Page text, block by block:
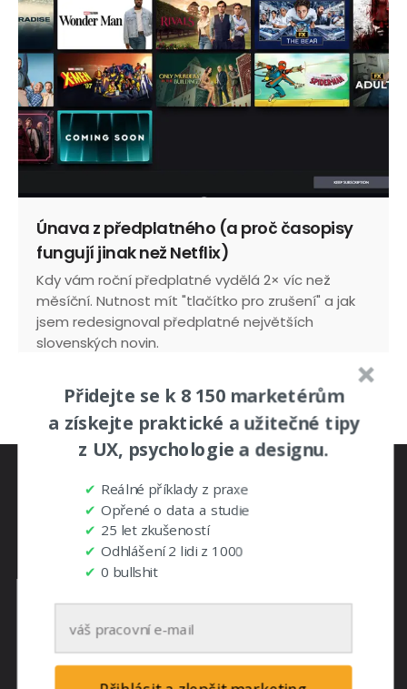
Únava z předplatného (a proč časopisy
fungují jinak než Netflix)
Kdy vám roční předplatné vydělá 2× víc než
měsíční. Nutnost mít "tlačítko pro zrušení" a jak
jsem redesignoval předplatné největších
slovenských novin.
Ing. arch. Ondřej Ilinčev
500 Kč / hodinu) a vyplatím se vám. Rád
řeším netriviální problémy. Baví mě
Přidejte se k 8 150 marketérům
a získejte praktické a užitečné tipy
z UX, psychologie a designu.
✔ Reálné příklady z praxe
✔ Opřené o data a studie
✔ 25 let zkušeností
✔ Odhlášení 2 lidi z 1000
✔ 0 bullshit